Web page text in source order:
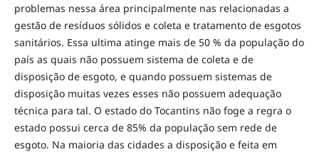
problemas nessa área principalmente nas relacionadas a
gestão de resíduos sólidos e coleta e tratamento de esgotos
sanitários. Essa ultima atinge mais de 50 % da população do
país as quais não possuem sistema de coleta e de
disposição de esgoto, e quando possuem sistemas de
disposição muitas vezes esses não possuem adequação
técnica para tal. O estado do Tocantins não foge a regra o
estado possui cerca de 85% da população sem rede de
esgoto. Na maioria das cidades a disposição e feita em